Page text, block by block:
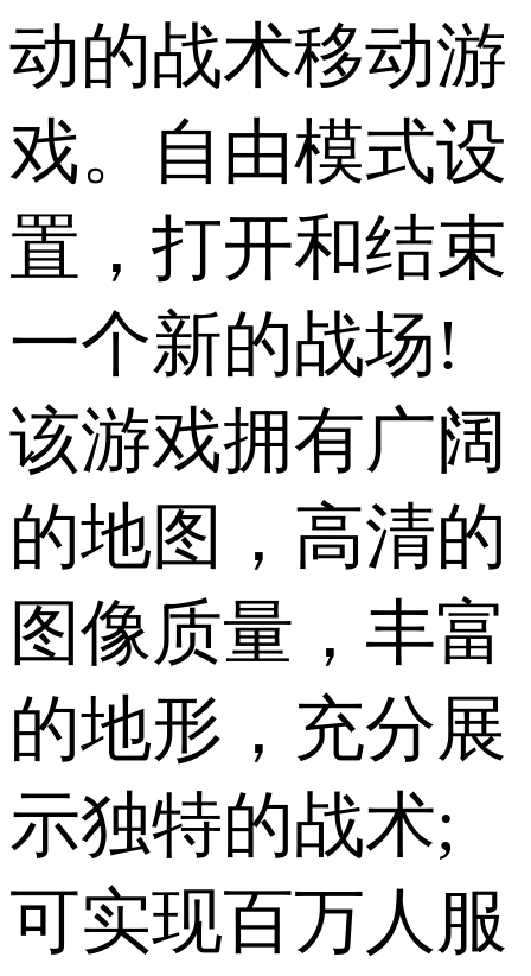
动的战术移动游
戏。自由模式设
置，打开和结束
一个新的战场!
该游戏拥有广阔
的地图，高清的
图像质量，丰富
的地形，充分展
示独特的战术;
可实现百万人服